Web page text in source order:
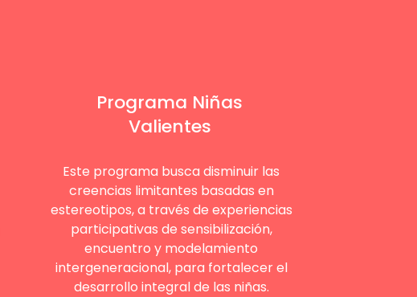
Programa Niñas
Valientes
Este programa busca disminuir las
creencias limitantes basadas en
estereotipos, a través de experiencias
participativas de sensibilización,
encuentro y modelamiento
intergeneracional, para fortalecer el
desarrollo integral de las niñas.